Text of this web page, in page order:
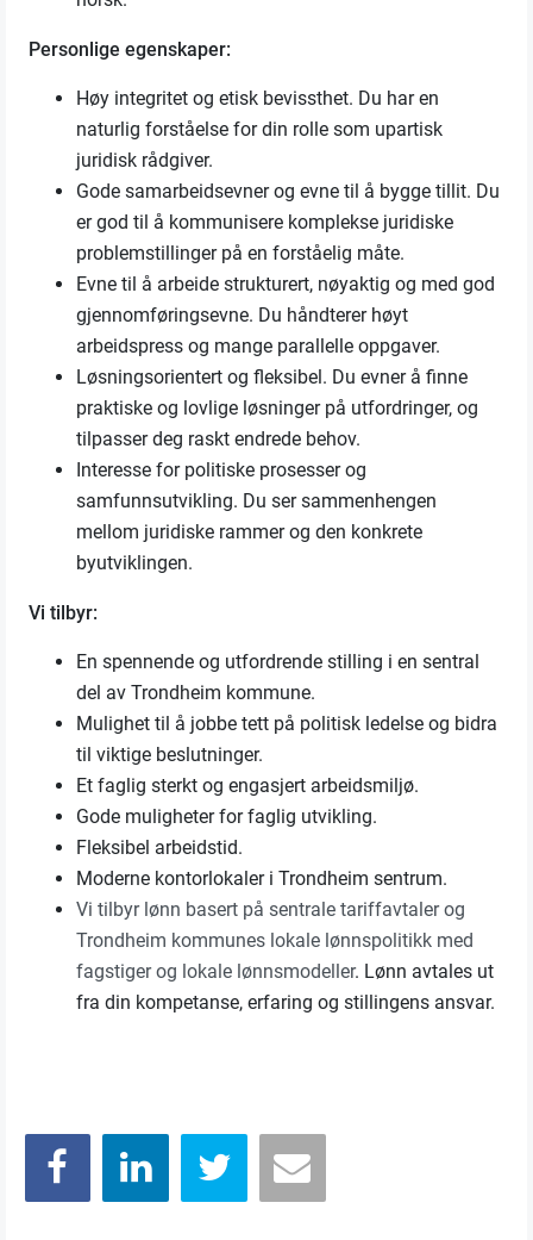
Personlige egenskaper:
Høy integritet og etisk bevissthet. Du har en
naturlig forståelse for din rolle som upartisk
juridisk rådgiver.
Gode samarbeidsevner og evne til å bygge tillit. Du
er god til å kommunisere komplekse juridiske
problemstillinger på en forståelig måte.
Evne til å arbeide strukturert, nøyaktig og med god
gjennomføringsevne. Du håndterer høyt
arbeidspress og mange parallelle oppgaver.
Løsningsorientert og fleksibel. Du evner å finne
praktiske og lovlige løsninger på utfordringer, og
tilpasser deg raskt endrede behov.
Interesse for politiske prosesser og
samfunnsutvikling. Du ser sammenhengen
mellom juridiske rammer og den konkrete
byutviklingen.
Vi tilbyr:
En spennende og utfordrende stilling i en sentral
del av Trondheim kommune.
Mulighet til å jobbe tett på politisk ledelse og bidra
til viktige beslutninger.
Et faglig sterkt og engasjert arbeidsmiljø.
Gode muligheter for faglig utvikling.
Fleksibel arbeidstid.
Moderne kontorlokaler i Trondheim sentrum.
Vi tilbyr lønn basert på sentrale tariffavtaler og
Trondheim kommunes lokale lønnspolitikk med
fagstiger og lokale lønnsmodeller. Lønn avtales ut
fra din kompetanse, erfaring og stillingens ansvar.